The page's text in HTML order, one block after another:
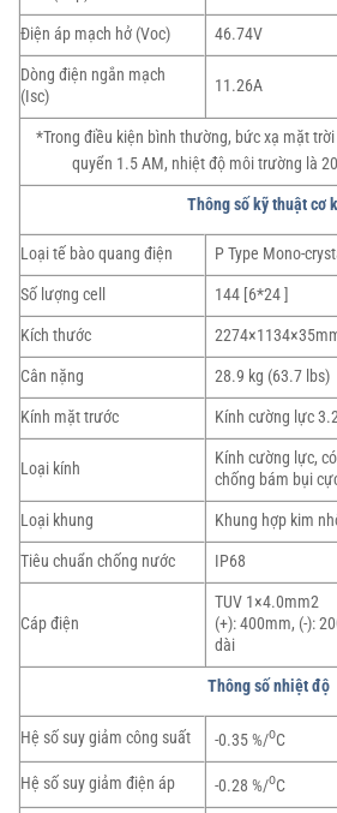
Điện áp mạch hở (Voc)
46.74V
Dòng điện ngắn mạch
(Isc)
11.26A
*Trong điều kiện bình thường, bức xạ mặt
quyển 1.5 AM, nhiệt độ môi trường là 20
Thông số kỹ thuật cơ
Loại tế bào quang điện
P Type Mono-
Số lượng cell
144 [6*24 ]
Kích thước
Cân nặng
28.9 kg (63.7 lbs)
Kính mặt trước
Kính cường lực
Loại kính
Kính cường lực,
chống bám bụi
Loại khung
Khung hợp kim
Tiêu chuẩn chống nước
IP68
Cáp điện
TUV 1×4.0mm2
(+): 400mm, (-):
dài
Thông số nhiệt độ
Hệ số suy giảm công suất -0.35 %/oC
Hệ số suy giảm điện áp -0.28 %/oC